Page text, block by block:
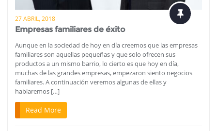
27 ABRIL, 2018
Empresas familiares de éxito
Aunque en la sociedad de hoy en día creemos que las empresas
familiares son aquellas pequeñas y que solo ofrecen sus
productos a un mismo barrio, lo cierto es que hoy en día,
muchas de las grandes empresas, empezaron siento negocios
familiares. A continuación veremos algunas de ellas y
hablaremos […]
Read More